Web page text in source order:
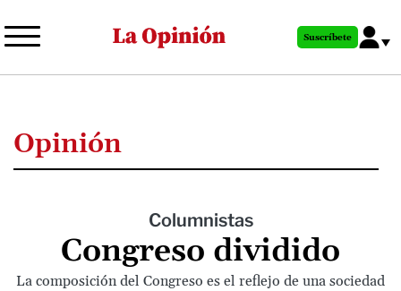
al
principal
Suscríbete
Opinión
Columnistas
Congreso dividido
La composición del Congreso es el reflejo de una sociedad